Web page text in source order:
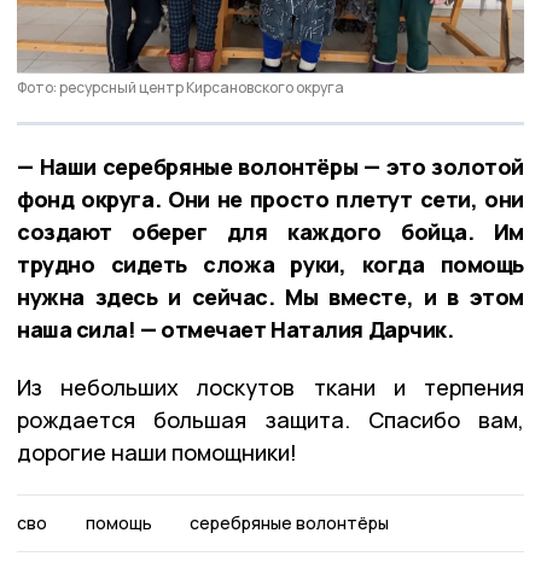
Фото: ресурсный центр Кирсановского округа
— Наши серебряные волонтёры — это золотой
фонд округа. Они не просто плетут сети, они
создают оберег для каждого бойца. Им
трудно сидеть сложа руки, когда помощь
нужна здесь и сейчас. Мы вместе, и в этом
наша сила! — отмечает Наталия Дарчик.
Из небольших лоскутов ткани и терпения
рождается большая защита. Спасибо вам,
дорогие наши помощники!
сво помощь серебряные волонтёры